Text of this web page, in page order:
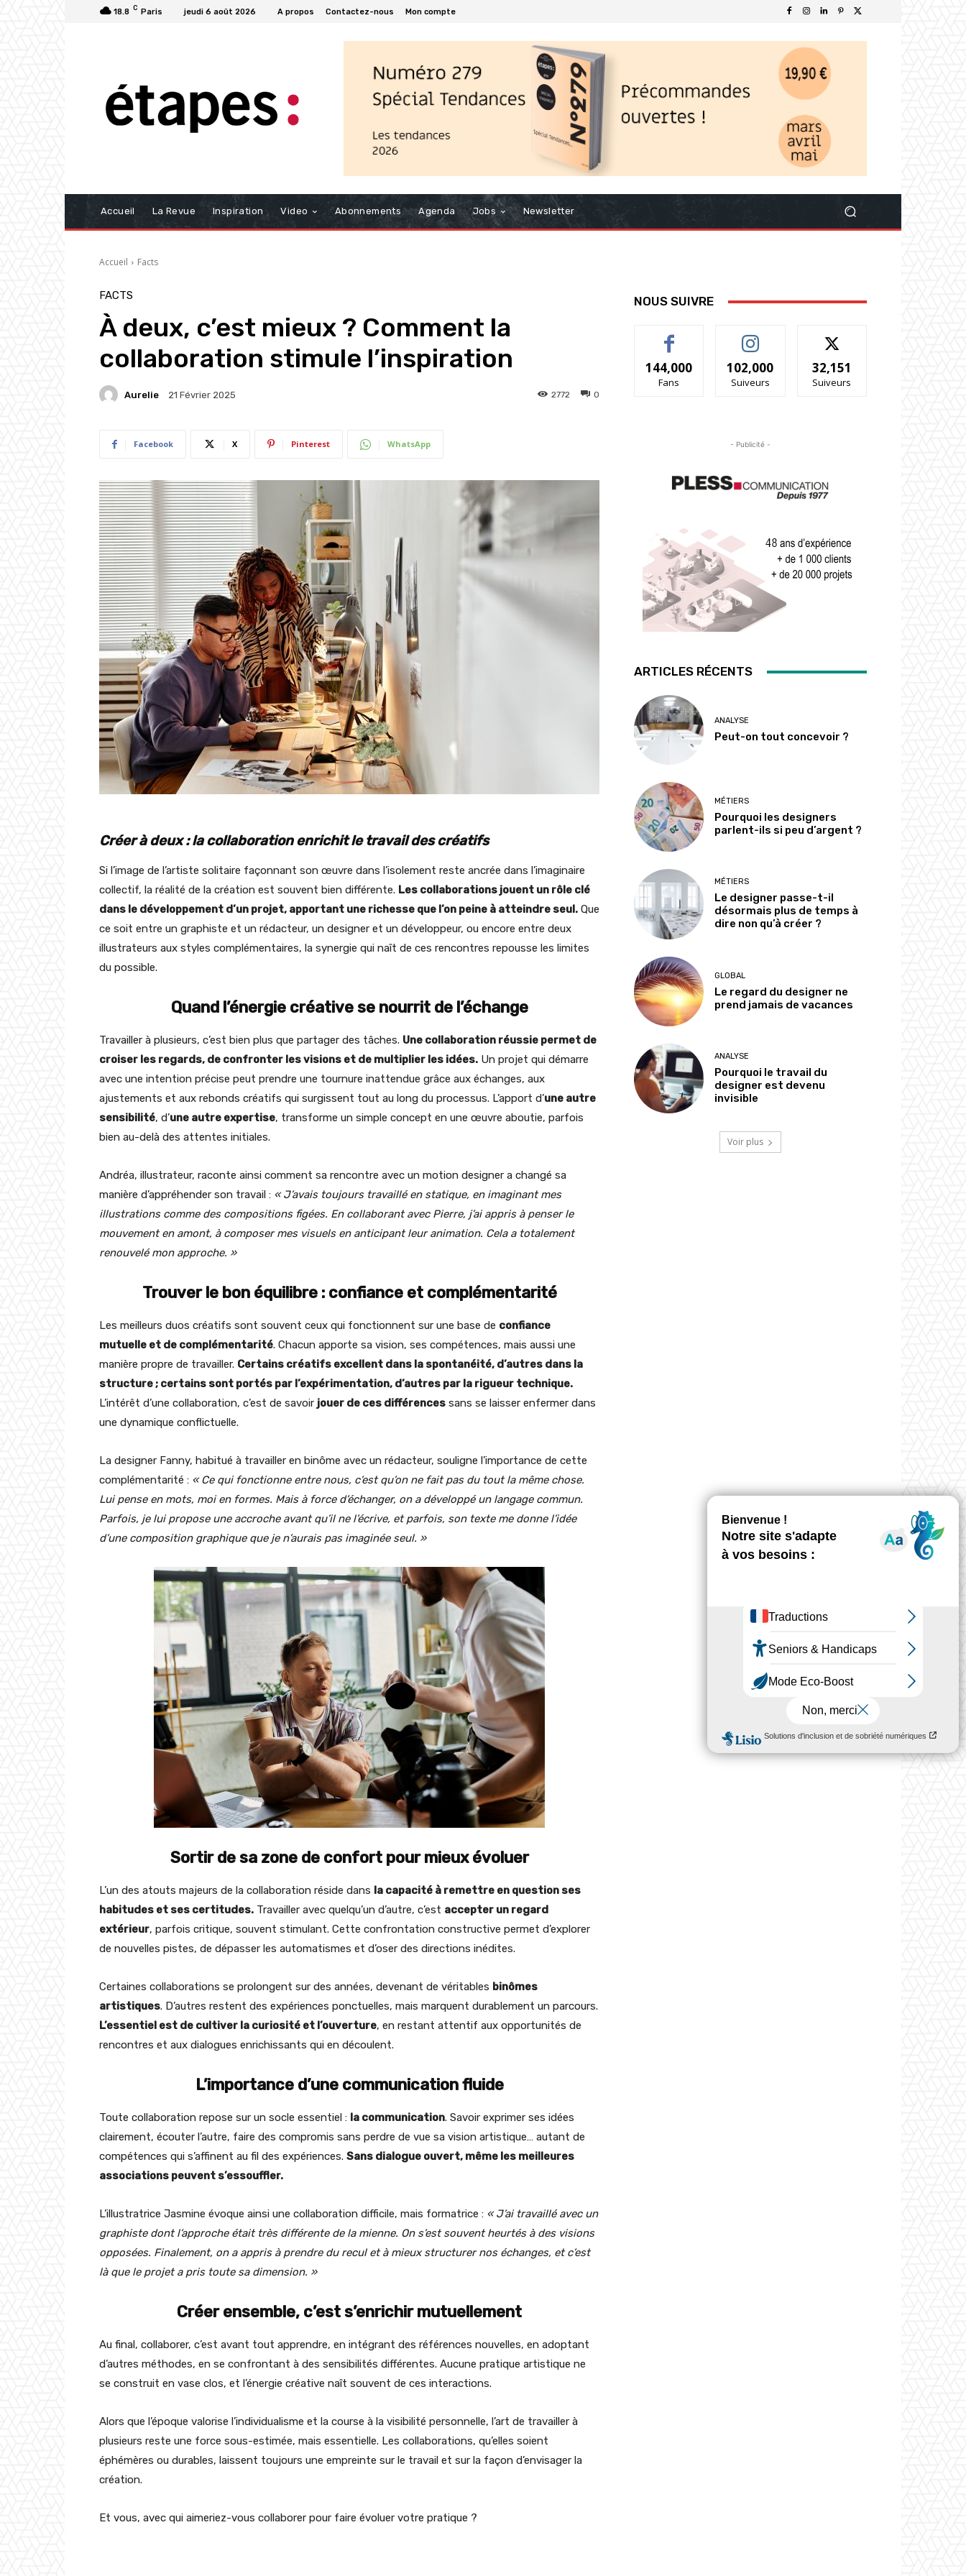
18.8 C Paris jeudi 6 août 2026 A propos Contactez-nous Mon compte
Accueil La Revue Inspiration Video Abonnements Agenda Jobs Newsletter
Accueil Facts
FACTS
À deux, c’est mieux ? Comment la
collaboration stimule l’inspiration
Aurelie 21 Février 2025 0
2772
Facebook X Pinterest WhatsApp
Créer à deux : la collaboration enrichit le travail des créatifs
Si l’image de l’artiste solitaire façonnant son œuvre dans l’isolement reste ancrée dans l’imaginaire
collectif, la réalité de la création est souvent bien différente. Les collaborations jouent un rôle clé
dans le développement d’un projet, apportant une richesse que l’on peine à atteindre seul. Que
ce soit entre un graphiste et un rédacteur, un designer et un développeur, ou encore entre deux
illustrateurs aux styles complémentaires, la synergie qui naît de ces rencontres repousse les limites
du possible.
Quand l’énergie créative se nourrit de l’échange
Travailler à plusieurs, c’est bien plus que partager des tâches. Une collaboration réussie permet de
croiser les regards, de confronter les visions et de multiplier les idées. Un projet qui démarre
avec une intention précise peut prendre une tournure inattendue grâce aux échanges, aux
ajustements et aux rebonds créatifs qui surgissent tout au long du processus. L’apport d’une autre
sensibilité, d’une autre expertise, transforme un simple concept en une œuvre aboutie, parfois
bien au-delà des attentes initiales.
Andréa, illustrateur, raconte ainsi comment sa rencontre avec un motion designer a changé sa
manière d’appréhender son travail : « J’avais toujours travaillé en statique, en imaginant mes
illustrations comme des compositions figées. En collaborant avec Pierre, j’ai appris à penser le
mouvement en amont, à composer mes visuels en anticipant leur animation. Cela a totalement
renouvelé mon approche. »
Trouver le bon équilibre : confiance et complémentarité
Les meilleurs duos créatifs sont souvent ceux qui fonctionnent sur une base de confiance
mutuelle et de complémentarité. Chacun apporte sa vision, ses compétences, mais aussi une
manière propre de travailler. Certains créatifs excellent dans la spontanéité, d’autres dans la
structure ; certains sont portés par l’expérimentation, d’autres par la rigueur technique.
L’intérêt d’une collaboration, c’est de savoir jouer de ces différences sans se laisser enfermer dans
une dynamique conflictuelle.
La designer Fanny, habitué à travailler en binôme avec un rédacteur, souligne l’importance de cette
complémentarité : « Ce qui fonctionne entre nous, c’est qu’on ne fait pas du tout la même chose.
Lui pense en mots, moi en formes. Mais à force d’échanger, on a développé un langage commun.
Parfois, je lui propose une accroche avant qu’il ne l’écrive, et parfois, son texte me donne l’idée
d’une composition graphique que je n’aurais pas imaginée seul. »
Sortir de sa zone de confort pour mieux évoluer
L’un des atouts majeurs de la collaboration réside dans la capacité à remettre en question ses
habitudes et ses certitudes. Travailler avec quelqu’un d’autre, c’est accepter un regard
extérieur, parfois critique, souvent stimulant. Cette confrontation constructive permet d’explorer
de nouvelles pistes, de dépasser les automatismes et d’oser des directions inédites.
Certaines collaborations se prolongent sur des années, devenant de véritables binômes
artistiques. D’autres restent des expériences ponctuelles, mais marquent durablement un parcours.
L’essentiel est de cultiver la curiosité et l’ouverture, en restant attentif aux opportunités de
rencontres et aux dialogues enrichissants qui en découlent.
L’importance d’une communication fluide
Toute collaboration repose sur un socle essentiel : la communication. Savoir exprimer ses idées
clairement, écouter l’autre, faire des compromis sans perdre de vue sa vision artistique… autant de
compétences qui s’affinent au fil des expériences. Sans dialogue ouvert, même les meilleures
associations peuvent s’essouffler.
L’illustratrice Jasmine évoque ainsi une collaboration difficile, mais formatrice : « J’ai travaillé avec un
graphiste dont l’approche était très différente de la mienne. On s’est souvent heurtés à des visions
opposées. Finalement, on a appris à prendre du recul et à mieux structurer nos échanges, et c’est
là que le projet a pris toute sa dimension. »
Créer ensemble, c’est s’enrichir mutuellement
Au final, collaborer, c’est avant tout apprendre, en intégrant des références nouvelles, en adoptant
d’autres méthodes, en se confrontant à des sensibilités différentes. Aucune pratique artistique ne
se construit en vase clos, et l’énergie créative naît souvent de ces interactions.
Alors que l’époque valorise l’individualisme et la course à la visibilité personnelle, l’art de travailler à
plusieurs reste une force sous-estimée, mais essentielle. Les collaborations, qu’elles soient
éphémères ou durables, laissent toujours une empreinte sur le travail et sur la façon d’envisager la
création.
Et vous, avec qui aimeriez-vous collaborer pour faire évoluer votre pratique ?
NOUS SUIVRE
144,000
Fans
102,000
Suiveurs
32,151
Suiveurs
- Publicité -
ARTICLES RÉCENTS
ANALYSE
Peut-on tout concevoir ?
MÉTIERS
Pourquoi les designers
parlent-ils si peu d’argent ?
MÉTIERS
Le designer passe-t-il
désormais plus de temps à
dire non qu’à créer ?
GLOBAL
Le regard du designer ne
prend jamais de vacances
ANALYSE
Pourquoi le travail du
designer est devenu
invisible
Voir plus